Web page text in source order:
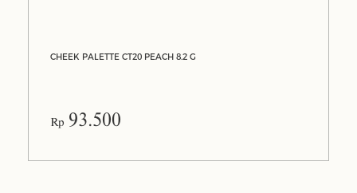
CHEEK PALETTE CT20 PEACH 8.2 G
Rp 93.500